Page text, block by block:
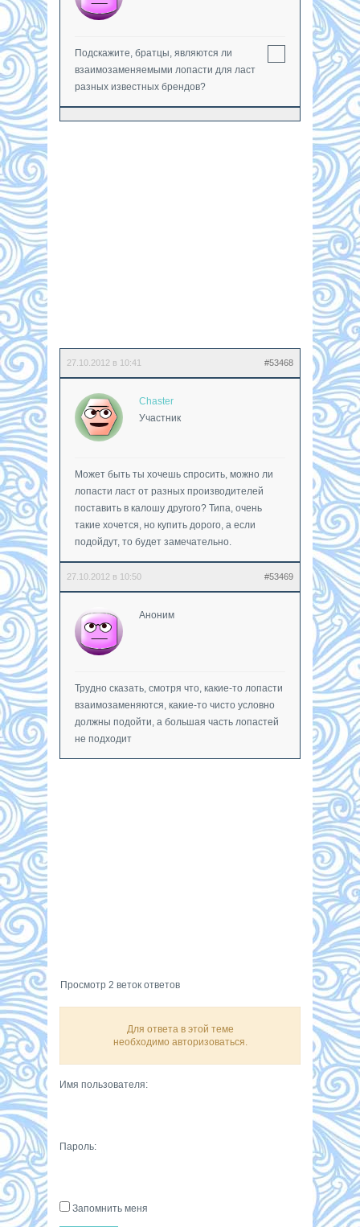
Подскажите, братцы, являются ли
взаимозаменяемыми лопасти для ласт
разных известных брендов?
27.10.2012 в 10:41 #53468
Chaster
Участник
Может быть ты хочешь спросить, можно ли
лопасти ласт от разных производителей
поставить в калошу другого? Типа, очень
такие хочется, но купить дорого, а если
подойдут, то будет замечательно.
27.10.2012 в 10:50 #53469
Аноним
Трудно сказать, смотря что, какие-то лопасти
взаимозаменяются, какие-то чисто условно
должны подойти, а большая часть лопастей
не подходит
Просмотр 2 веток ответов
Для ответа в этой теме
необходимо авторизоваться.
Имя пользователя:
Пароль:
Запомнить меня